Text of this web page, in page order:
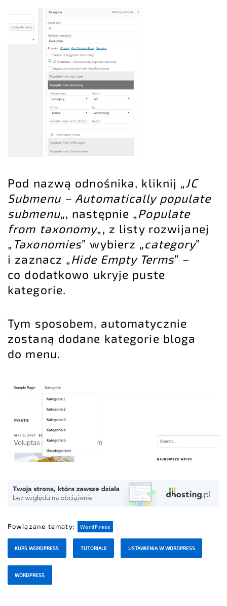
Pod nazwą odnośnika, kliknij „JC
Submenu – Automatically populate
submenu„, następnie „Populate
from taxonomy„, z listy rozwijanej
„ Taxonomies” wybierz „category”
i zaznacz „Hide Empty Terms” –
co dodatkowo ukryje puste
kategorie.
Tym sposobem, automatycznie
zostaną dodane kategorie bloga
do menu.
Powiązane tematy: WordPress
KURS WORDPRESS TUTORIALE USTAWIENIA W WORDPRESS
WORDPRESS